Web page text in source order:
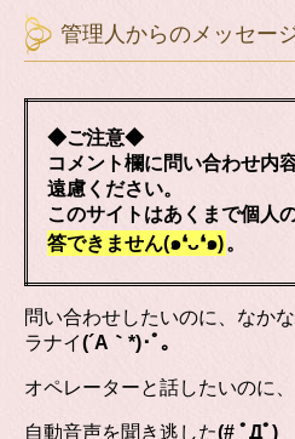
管理人からのメッセー
◆ご注意◆
コメント欄に問い合わせ内
遠慮ください。
このサイトはあくまで個人
答できません(๑❛ᴗ❛๑)。
問い合わせしたいのに、なか
ラナイ(´A｀*)･ﾟ｡
オペレーターと話したいのに
自動音声を聞き逃した(# ﾟДﾟ)